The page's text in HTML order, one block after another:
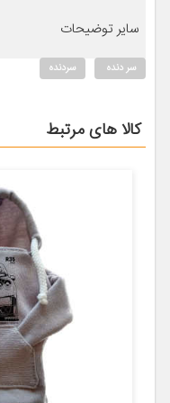
سایر توضیحات
سر دنده سردنده
کالا های مرتبط